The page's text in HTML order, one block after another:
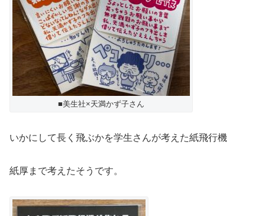
■美生社×天満かず子さん
いかにして長く飛ぶかを学生さんが考えた紙飛行機
紙厚まで考えたそうです。